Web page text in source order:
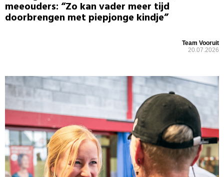
meeouders: “Zo kan vader meer tijd
doorbrengen met piepjonge kindje”
Team Vooruit
20.07.2026